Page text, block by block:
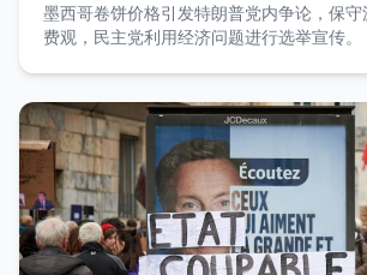
墨西哥卷饼价格引发特朗普党内争论，保
费观，民主党利用经济问题进行选举宣传。